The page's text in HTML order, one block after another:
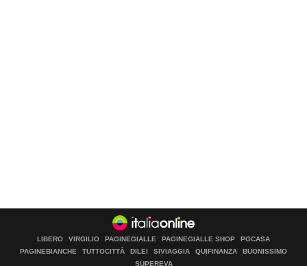
LIBERO VIRGILIO PAGINEGIALLE PAGINEGIALLE SHOP
PGCASA
PAGINEBIANCHE
TUTTOCITTÀ DILEI SIVIAGGIA QUIFINANZA
BUONISSIMO
SUPEREVA